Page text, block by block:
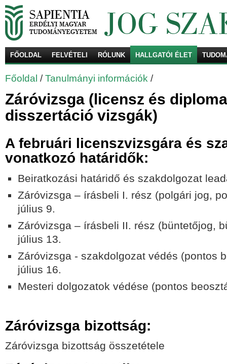
FŐOLDAL FELVÉTELI RÓLUNK HALLGATÓI ÉLET
Főoldal /Tanulmányi információk /
Záróvizsga (licensz és
disszertáció vizsgák)
A februári licenszvizsgára és
vonatkozó határidők:
Beiratkozási határidő és szakdolgozat
Záróvizsga – írásbeli I. rész (polgári jog,
július 9.
Záróvizsga – írásbeli II. rész (büntetőjog,
július 13.
Záróvizsga - szakdolgozat védés (pontos
július 16.
Mesteri dolgozatok védése (pontos
Záróvizsga bizottság:
Záróvizsga bizottság összetétele